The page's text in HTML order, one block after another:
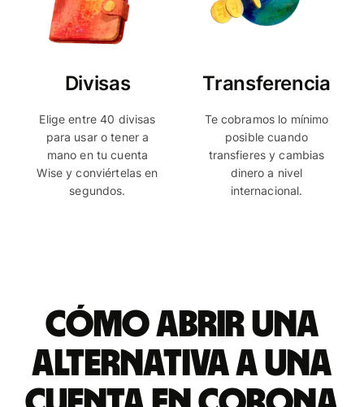
Divisas
Elige entre 40 divisas
para usar o tener a
mano en tu cuenta
Wise y conviértelas en
segundos.
Transferencia
Te cobramos lo mínimo
posible cuando
transfieres y cambias
dinero a nivel
internacional.
Cómo abrir una
alternativa a una